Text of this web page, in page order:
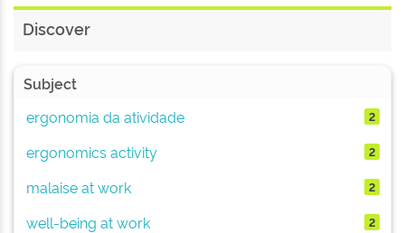
Discover
Subject
ergonomia da atividade
2
ergonomics activity 2
malaise at work 2
well-being at work 2